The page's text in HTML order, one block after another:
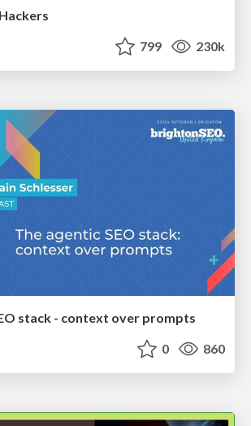
799 230k
stack - context over prompts
0 860